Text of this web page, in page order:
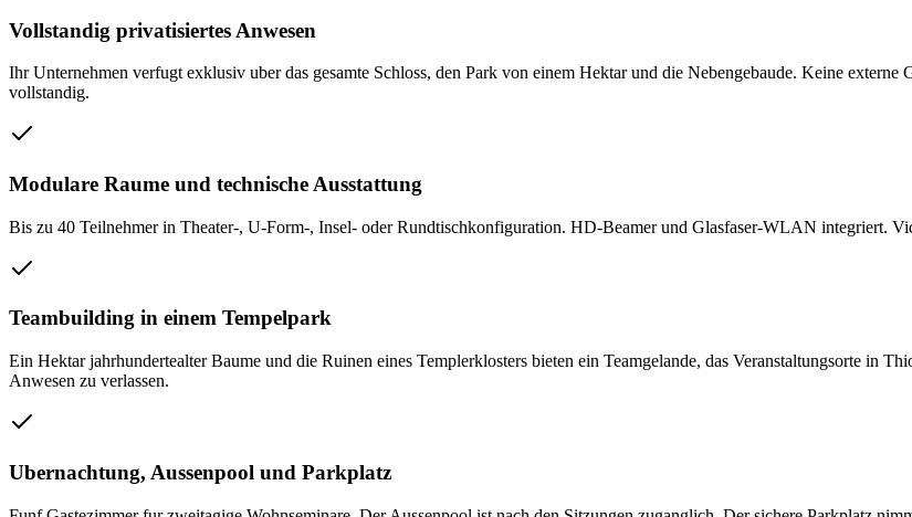
Vollstandig privatisiertes Anwesen
Ihr Unternehmen verfugt exklusiv uber das gesamte Schloss, den Park von einem Hektar und die Nebengebaude. Keine
vollstandig.
Modulare Raume und technische Ausstattung
Bis zu 40 Teilnehmer in Theater-, U-Form-, Insel- oder Rundtischkonfiguration. HD-Beamer und Glasfaser-WLAN integriert.
Teambuilding in einem Tempelpark
Ein Hektar jahrhundertealter Baume und die Ruinen eines Templerklosters bieten ein Teamgelande, das Veranstaltungsorte in
Anwesen zu verlassen.
Ubernachtung, Aussenpool und Parkplatz